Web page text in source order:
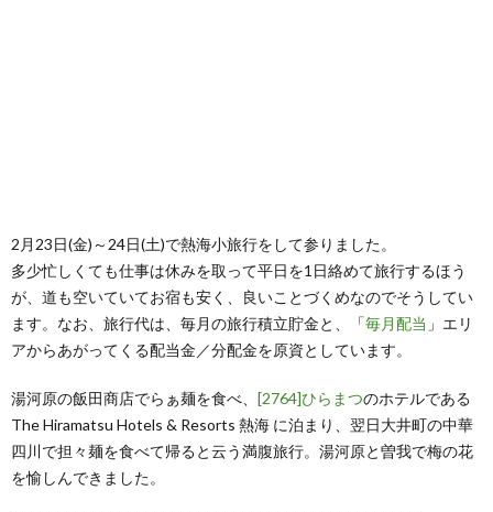
2月23日(金)～24日(土)で熱海小旅行をして参りました。
多少忙しくても仕事は休みを取って平日を1日絡めて旅行するほう
が、道も空いていてお宿も安く、良いことづくめなのでそうしてい
ます。なお、旅行代は、毎月の旅行積立貯金と、「毎月配当 」エリ
アからあがってくる配当金／分配金を原資としています。
湯河原の飯田商店でらぁ麺を食べ、 [2764]ひらまつのホテルである
The Hiramatsu Hotels & Resorts 熱海 に泊まり、翌日大井町の中華
四川で担々麺を食べて帰ると云う満腹旅行。湯河原と曽我で梅の花
を愉しんできました。